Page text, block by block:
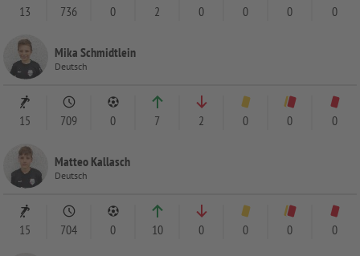
13 736 0 2 0 0 0 0
Mika Schmidtlein
Deutsch
15 709 0 7 2 0 0 0
Matteo Kallasch
Deutsch
15 704 0 10 0 0 0 0